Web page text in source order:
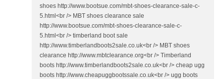
shoes http://www.bootsue.com/mbt-shoes-clearance-sale-c-
5.html<br /> MBT shoes clearance sale
http://www.bootsue.com/mbt-shoes-clearance-sale-c-
5.html<br /> timberland boot sale
http://www.timberlandboots2sale.co.uk<br /> MBT shoes
clearance http://www.mbtclearance.org<br /> Timberland
boots http://www.timberlandboots2sale.co.uk<br /> cheap ugg
boots http://www.cheapuggbootssale.co.uk<br /> ugg boots